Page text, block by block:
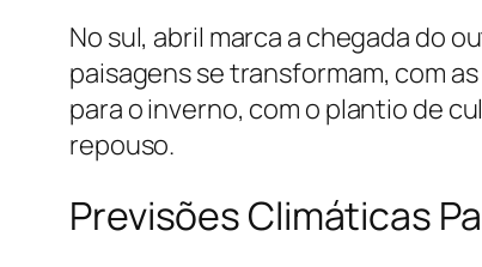
No sul, abril marca a chegada do
paisagens se transformam, com
para o inverno, com o plantio de
repouso.
Previsões Climáticas